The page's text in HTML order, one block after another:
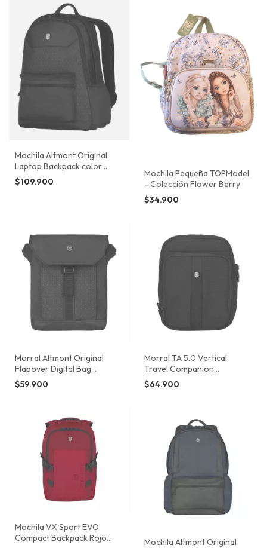
Mochila Altmont Original
Laptop Backpack color
Negro Victorinox
$109.900
Mochila Pequeña TOPModel
- Colección Flower Berry
$34.900
Morral Altmont Original
Flapover Digital Bag
Victorinox
$59.900
Morral TA 5.0 Vertical
Travel Companion
Victorinox
$64.900
Mochila VX Sport EVO
Compact Backpack Rojo
Mochila Altmont Original